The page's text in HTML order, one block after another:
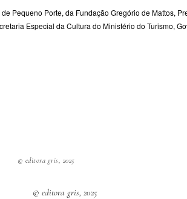
Pequeno Porte, da Fundação Gregório de Mattos,
Especial da Cultura do Ministério do Turismo,
© editora gris, 2025
© editora gris, 2025